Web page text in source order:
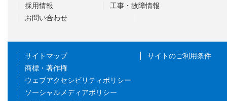
採用情報
工事・故障情報
お問い合わせ
サイトマップ
サイトのご利用条件
商標・著作権
ウェブアクセシビリティポリシー
ソーシャルメディアポリシー